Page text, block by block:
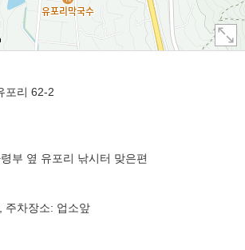
포리 62-2
부 옆 유포리 낚시터 맞은편
주차장소: 업소앞